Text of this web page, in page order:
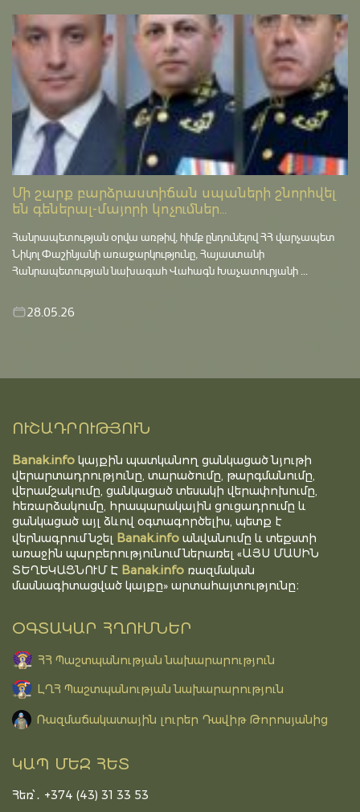
Մի շարք բարձրաստիճան սպաների շնորհվել
են գեներալ-մայորի կոչումներ...
Հանրապետության օրվա առթիվ, հիմք ընդունելով ՀՀ վարչապետ
Նիկոլ Փաշինյանի առաջարկությունը, Հայաստանի
Հանրապետության նախագահ Վահագն Խաչատուրյանի ...
28.05.26
ՈՒՇԱԴՐՈՒԹՅՈՒՆ
Banak.info կայքին պատկանող ցանկացած նյութի
վերարտադրությունը, տարածումը, թարգմանումը,
վերամշակումը, ցանկացած տեսակի վերափոխումը,
հեռարձակումը, հրապարակային ցուցադրումը և
ցանկացած այլ ձևով օգտագործելիս, պետք է
վերնագրում նշել Banak.info անվանումը և տեքստի
առաջին պարբերությունում ներառել «ԱՅՍ ՄԱՍԻՆ
ՏԵՂԵԿԱՑՆՈՒՄ Է Banak.info ռազմական
մասնագիտացված կայքը» արտահայտությունը։
ՕԳՏԱԿԱՐ ՀՂՈՒՄՆԵՐ
ՀՀ Պաշտպանության նախարարություն
ԼՂՀ Պաշտպանության նախարարություն
Ռազմաճակատային լուրեր Դավիթ Թորոսյանից
ԿԱՊ ՄԵԶ ՀԵՏ
Հեռ՝․ +374 (43) 31 33 53